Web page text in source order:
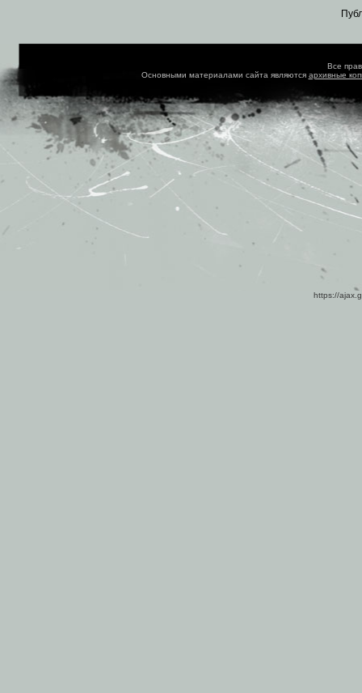
Все
Основными материалами сайта являются архивные
https://